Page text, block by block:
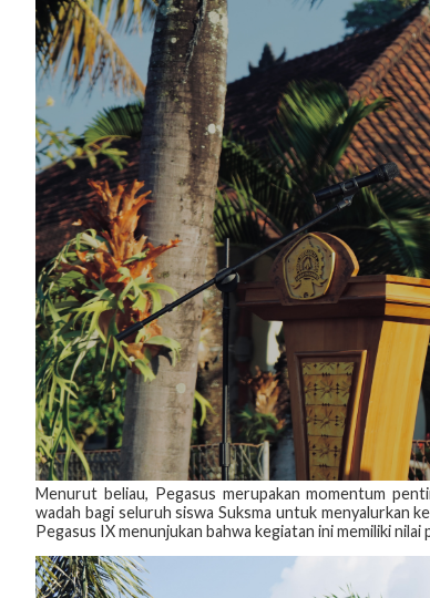
Menurut beliau, Pegasus merupakan momentum
wadah bagi seluruh siswa Suksma untuk menyalurkan
Pegasus IX menunjukan bahwa kegiatan ini memiliki